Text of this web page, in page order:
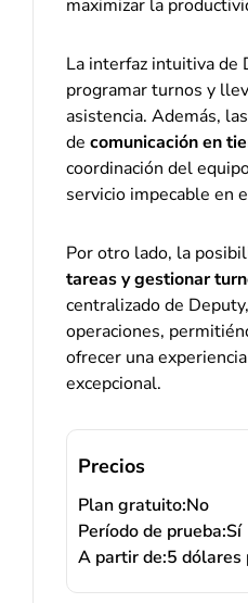
maximizar la
La interfaz intuitiva de
programar turnos y
asistencia. Además,
de comunicación en
coordinación del
servicio impecable en
Por otro lado, la
tareas y gestionar
centralizado de
operaciones,
ofrecer una
excepcional.
Precios
Plan gratuito:No
Período de prueba:Sí
A partir de:5 dólares